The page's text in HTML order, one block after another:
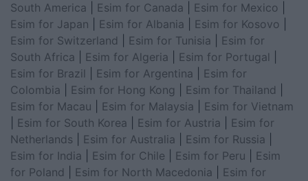
South America
Esim for Canada Esim for Mexico
Esim for Japan
Esim for Albania Esim for Kosovo
Esim for Switzerland
Esim for Tunisia
Esim for
South Africa
Esim for Algeria Esim for Portugal
Esim for Brazil
Esim for Argentina
Esim for
Colombia
Esim for Hong Kong Esim for Thailand
Esim for Macau
Esim for Malaysia
Esim for Vietnam
Esim for South Korea Esim for Austria
Esim for
Netherlands
Esim for Australia Esim for Russia
Esim for India
Esim for Chile Esim for Peru
Esim
for Poland
Esim for North Macedonia
Esim for